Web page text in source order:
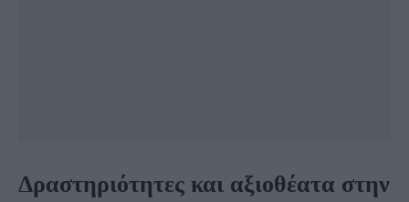
Δραστηριότητες και αξιοθέατα στην